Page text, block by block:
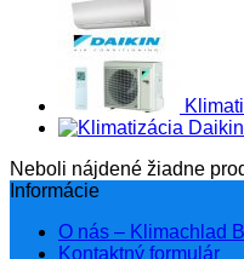
Neboli nájdené žiadne
Informácie
O nás – Klimachlad
Kontaktný formulár